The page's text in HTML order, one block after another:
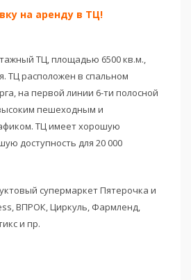
на аренду в ТЦ!
ТЦ, площадью 6500 кв.м.,
ТЦ расположен в спальном
на первой линии 6-ти полосной
пешеходным и
ТЦ имеет хорошую
доступность для 20 000
супермаркет Пятерочка и
ВПРОК, Циркуль, Фармленд,
и пр.